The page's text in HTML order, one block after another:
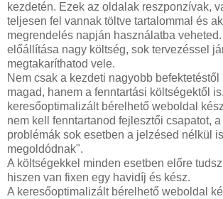
kezdetén. Ezek az oldalak reszponzívak,
teljesen fel vannak töltve tartalommal és
megrendelés napján használatba
előállítása nagy költség, sok tervezéssel
megtakaríthatod vele.
Nem csak a kezdeti nagyobb befektetéstől
magad, hanem a fenntartási költségektől
keresőoptimalizált bérelhető weboldal
nem kell fenntartanod fejlesztői csapatot,
problémák sok esetben a jelzésed nélkül is
megoldódnak".
A költségekkel minden esetben előre
hiszen van fixen egy havidíj és kész.
A keresőoptimalizált bérelhető weboldal